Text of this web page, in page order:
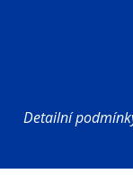
Detailní